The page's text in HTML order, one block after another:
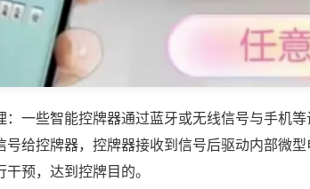
：一些智能控牌器通过蓝牙或无线信号与手机
号给控牌器，控牌器接收到信号后驱动内部微
预，达到控牌目的。